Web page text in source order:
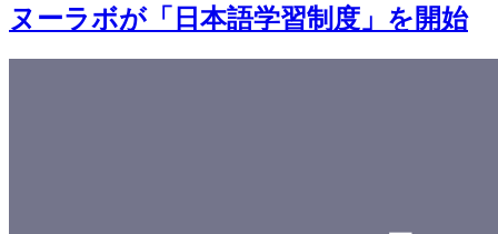
ヌーラボが「日本語学習制度」を開始